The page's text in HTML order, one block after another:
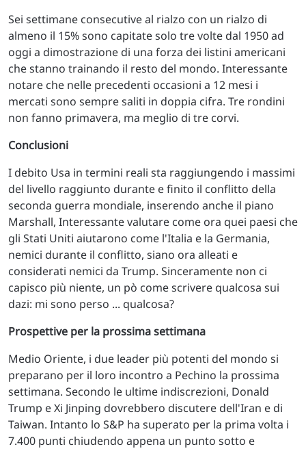
Sei settimane consecutive al rialzo con un rialzo di
almeno il 15% sono capitate solo tre volte dal 1950 ad
oggi a dimostrazione di una forza dei listini americani
che stanno trainando il resto del mondo. Interessante
notare che nelle precedenti occasioni a 12 mesi i
mercati sono sempre saliti in doppia cifra. Tre rondini
non fanno primavera, ma meglio di tre corvi.
Conclusioni
I debito Usa in termini reali sta raggiungendo i massimi
del livello raggiunto durante e finito il conflitto della
seconda guerra mondiale, inserendo anche il piano
Marshall, Interessante valutare come ora quei paesi che
gli Stati Uniti aiutarono come l'Italia e la Germania,
nemici durante il conflitto, siano ora alleati e
considerati nemici da Trump. Sinceramente non ci
capisco più niente, un pò come scrivere qualcosa sui
dazi: mi sono perso ... qualcosa?
Prospettive per la prossima settimana
Medio Oriente, i due leader più potenti del mondo si
preparano per il loro incontro a Pechino la prossima
settimana. Secondo le ultime indiscrezioni, Donald
Trump e Xi Jinping dovrebbero discutere dell'Iran e di
Taiwan. Intanto lo S&P ha superato per la prima volta i
7.400 punti chiudendo appena un punto sotto e